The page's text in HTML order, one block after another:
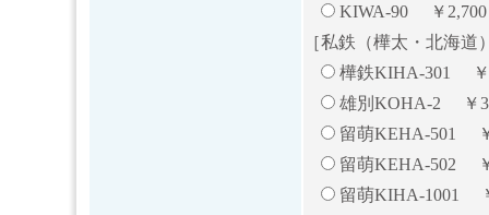
KIWA-90 ￥2,700
［私鉄（樺太・北海道
樺鉄KIHA-301 ￥
雄別KOHA-2 ￥
留萌KEHA-501
留萌KEHA-502
留萌KIHA-1001